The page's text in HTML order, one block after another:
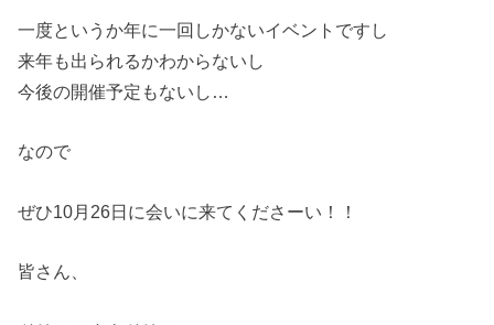
一度というか年に一回しかないイベントですし
来年も出られるかわからないし
今後の開催予定もないし…
なので
ぜひ10月26日に会いに来てくださーい！！
皆さん、